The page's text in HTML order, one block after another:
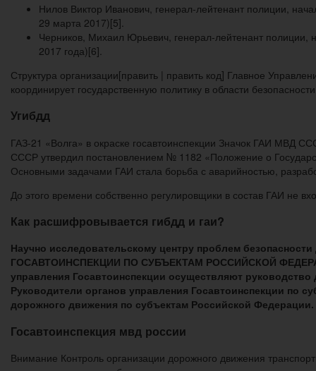
Нилов Виктор Иванович, генерал-лейтенант полиции,
29 марта 2017)[5].
Черников, Михаил Юрьевич, генерал-лейтенант полиции,
2017 года)[6].
Структура организации[править | править код] Главное
координирует государственную политику в области
Угибдд
ГАЗ-21 «Волга» в окраске госавтоинспекции Значок ГАИ МВД
СССР утвердил постановлением № 1182 «Положение о
Основными задачами ГАИ стала борьба с аварийностью,
До этого времени собственно регулировщики в состав ГАИ не
Как расшифровывается гибдд и гаи?
Научно исследовательскому центру проблем
ГОСАВТОИНСПЕКЦИИ ПО СУБЪЕКТАМ РОССИЙСКОЙ
управления Госавтоинспекции осуществляют
Руководители органов управления Госавтоинспекции по
дорожного движения по субъектам Российской Федерации.
Госавтоинспекция мвд россии
Внимание Контроль организации дорожного движения